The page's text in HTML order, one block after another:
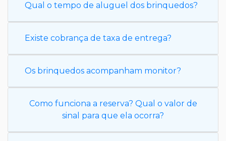
Qual o tempo de aluguel dos brinquedos?
Existe cobrança de taxa de entrega?
Os brinquedos acompanham monitor?
Como funciona a reserva? Qual o valor de
sinal para que ela ocorra?